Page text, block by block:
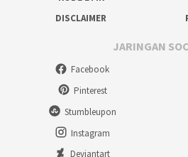
DISCLAIMER
JARINGAN
Facebook
Pinterest
Stumbleupon
Instagram
Deviantart